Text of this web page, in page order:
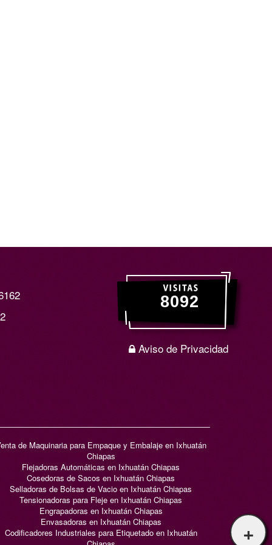
Aviso de Privacidad
de Maquinaria para Empaque y Embalaje en Ixhuatán
Chiapas
Flejadoras Automáticas en Ixhuatán Chiapas
Cosedoras de Sacos en Ixhuatán Chiapas
Selladoras de Bolsas de Vacio en Ixhuatán Chiapas
Tensionadoras para Fleje en Ixhuatán Chiapas
Engrapadoras en Ixhuatán Chiapas
Envasadoras en Ixhuatán Chiapas
Codificadores Industriales para Etiquetado en Ixhuatán
+